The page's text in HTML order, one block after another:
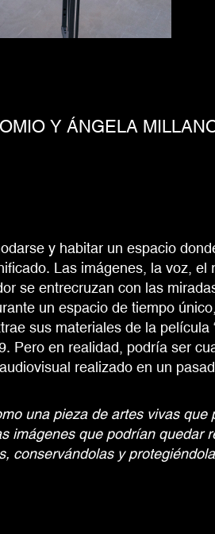
Y ÁNGELA
y habitar un espacio
Las imágenes, la voz, el
se entrecruzan con las
un espacio de tiempo
sus materiales de la película
Pero en realidad, podría ser
realizado en un
una pieza de artes vivas que
imágenes que podrían quedar
conservándolas y